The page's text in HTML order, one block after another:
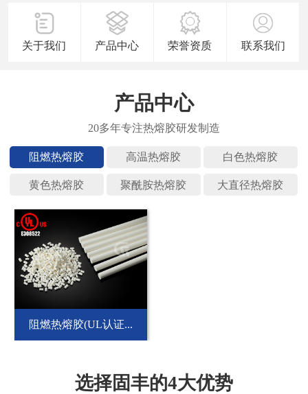
关于我们 产品中心 荣誉资质 联系我们
产品中心
阻燃热熔 高温热熔 白色热熔
黄色热熔 聚酰胺热 大直径热
阻燃热熔胶(UL认证...
选择固丰的4大优势